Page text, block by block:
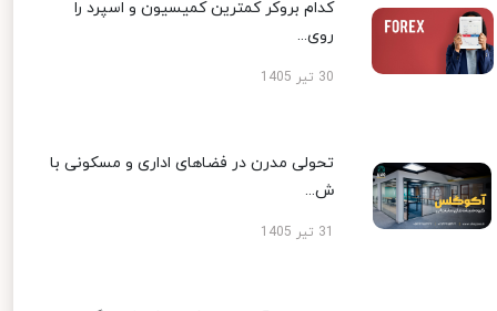
کدام بروکر کمترین کمیسیون و اسپرد را
روی...
30 تیر 1405
تحولی مدرن در فضاهای اداری و مسکونی با
ش...